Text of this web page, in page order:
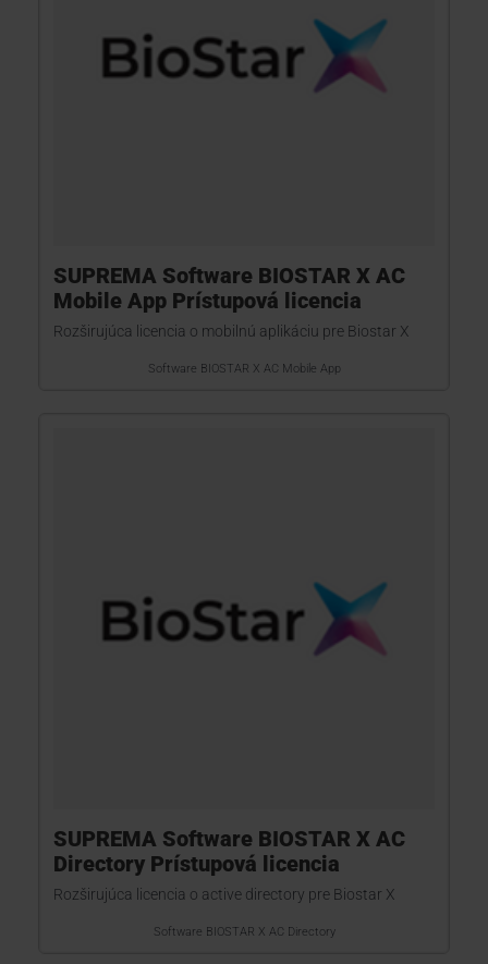
SUPREMA Software BIOSTAR X AC
Mobile App Prístupová licencia
Rozširujúca licencia o mobilnú aplikáciu pre Biostar X
Software BIOSTAR X AC Mobile App
SUPREMA Software BIOSTAR X AC
Directory Prístupová licencia
Rozširujúca licencia o active directory pre Biostar X
Software BIOSTAR X AC Directory